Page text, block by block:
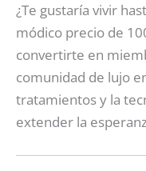
¿Te gustaría vivir
módico precio de
convertirte en
comunidad de lujo
tratamientos y la
extender la